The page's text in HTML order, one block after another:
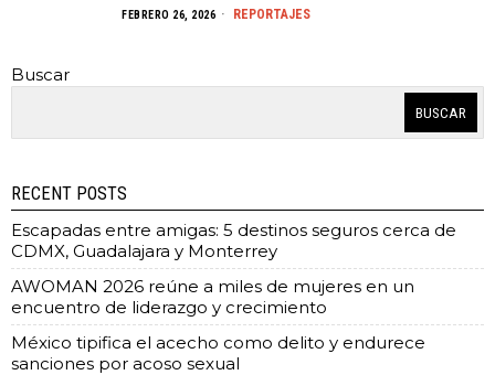
FEBRERO 26, 2026 REPORTAJES
Buscar
BUSCAR
RECENT POSTS
Escapadas entre amigas: 5 destinos seguros cerca de
CDMX, Guadalajara y Monterrey
AWOMAN 2026 reúne a miles de mujeres en un
encuentro de liderazgo y crecimiento
México tipifica el acecho como delito y endurece
sanciones por acoso sexual